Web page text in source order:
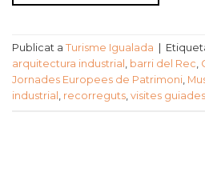
Publicat a Turisme Igualada
arquitectura industrial , barri del Rec,
Jornades Europees de Patrimoni,
industrial , recorreguts, visites guiades